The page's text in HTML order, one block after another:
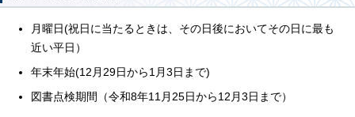
月曜日(祝日に当たるときは、その日後においてその日に最も
近い平日）
年末年始(12月29日から1月3日まで)
図書点検期間（令和8年11月25日から12月3日まで）